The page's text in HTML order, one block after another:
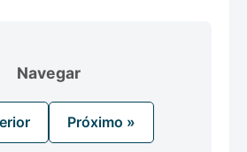
Navegar
Próximo »